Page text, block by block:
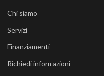
Chi siamo
Servizi
Finanziamenti
Richiedi informazioni